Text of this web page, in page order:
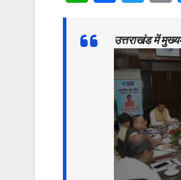
at
c
e
b
o
o
k
itt
er l
उत्तराखंड में